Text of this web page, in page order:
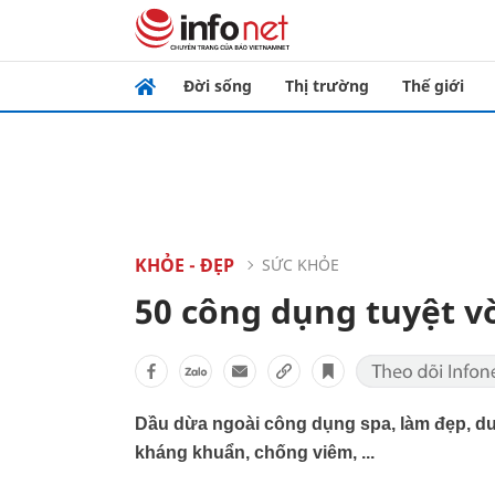
Đời sống Thị trường Thế giới
KHỎE - ĐẸP SỨC KHỎE
50 công dụng tuyệt
Dầu dừa ngoài công dụng spa, làm đẹp,
kháng khuẩn, chống viêm, ...